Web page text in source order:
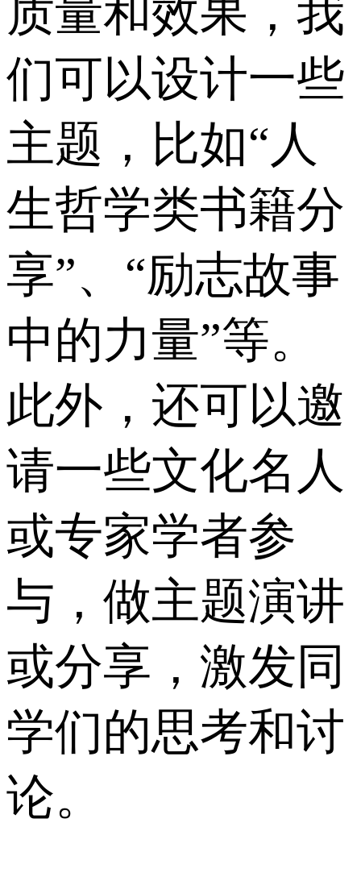
质量和效果，我
们可以设计一些
主题，比如“人
生哲学类书籍分
享”、“励志故事
中的力量”等。
此外，还可以邀
请一些文化名人
或专家学者参
与，做主题演讲
或分享，激发同
学们的思考和讨
论。